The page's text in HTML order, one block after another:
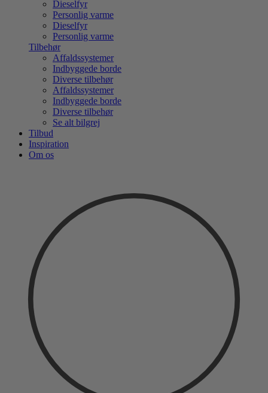
Dieselfyr
Personlig varme
Dieselfyr
Personlig varme
Tilbehør
Affaldssystemer
Indbyggede borde
Diverse tilbehør
Affaldssystemer
Indbyggede borde
Diverse tilbehør
Se alt bilgrej
Tilbud
Inspiration
Om os